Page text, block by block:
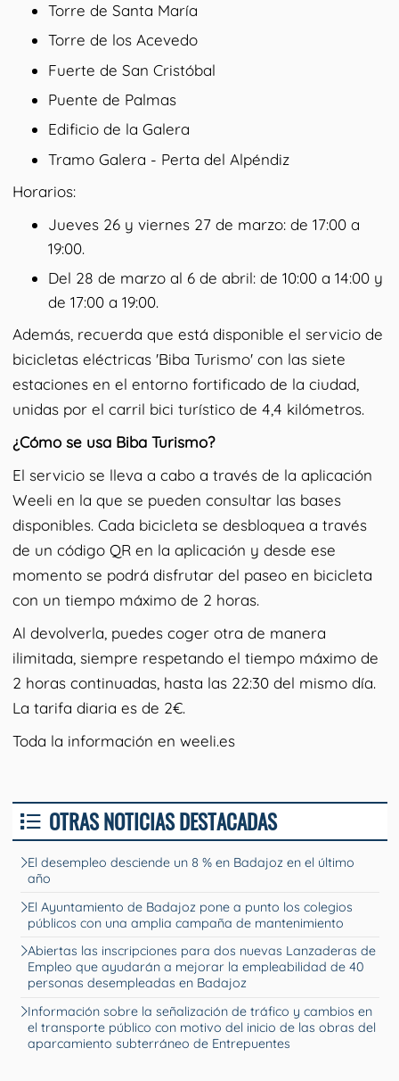
Torre de Santa María
Torre de los Acevedo
Fuerte de San Cristóbal
Puente de Palmas
Edificio de la Galera
Tramo Galera - Perta del Alpéndiz
Horarios:
Jueves 26 y viernes 27 de marzo: de 17:00 a
19:00.
Del 28 de marzo al 6 de abril: de 10:00 a 14:00 y
de 17:00 a 19:00.
Además, recuerda que está disponible el servicio de
bicicletas eléctricas 'Biba Turismo' con las siete
estaciones en el entorno fortificado de la ciudad,
unidas por el carril bici turístico de 4,4 kilómetros.
¿Cómo se usa Biba Turismo?
El servicio se lleva a cabo a través de la aplicación
Weeli en la que se pueden consultar las bases
disponibles. Cada bicicleta se desbloquea a través
de un código QR en la aplicación y desde ese
momento se podrá disfrutar del paseo en bicicleta
con un tiempo máximo de 2 horas.
Al devolverla, puedes coger otra de manera
ilimitada, siempre respetando el tiempo máximo de
2 horas continuadas, hasta las 22:30 del mismo día.
La tarifa diaria es de 2€.
Toda la información en weeli.es
OTRAS NOTICIAS DESTACADAS
El desempleo desciende un 8 % en Badajoz en el último
año
El Ayuntamiento de Badajoz pone a punto los colegios
públicos con una amplia campaña de mantenimiento
Abiertas las inscripciones para dos nuevas Lanzaderas de
Empleo que ayudarán a mejorar la empleabilidad de 40
personas desempleadas en Badajoz
Información sobre la señalización de tráfico y cambios en
el transporte público con motivo del inicio de las obras del
aparcamiento subterráneo de Entrepuentes